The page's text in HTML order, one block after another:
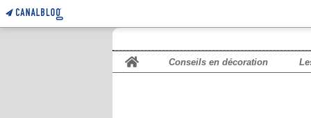
Home
Conseils en décoration